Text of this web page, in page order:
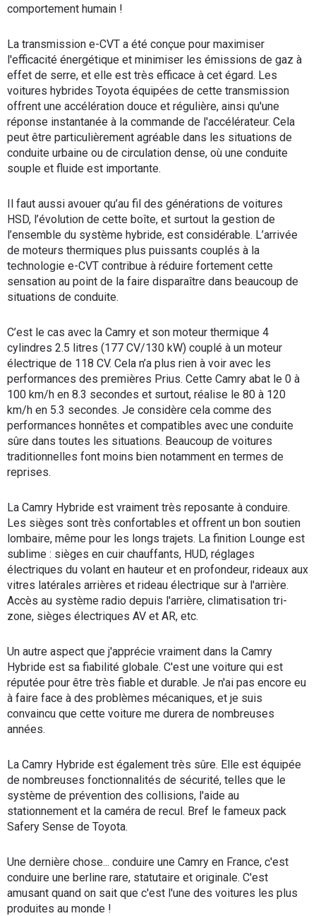
comportement humain !
La transmission e-CVT a été conçue pour maximiser
l'efficacité énergétique et minimiser les émissions de gaz à
effet de serre, et elle est très efficace à cet égard. Les
voitures hybrides Toyota équipées de cette transmission
offrent une accélération douce et régulière, ainsi qu'une
réponse instantanée à la commande de l'accélérateur. Cela
peut être particulièrement agréable dans les situations de
conduite urbaine ou de circulation dense, où une conduite
souple et fluide est importante.
Il faut aussi avouer qu’au fil des générations de voitures
HSD, l’évolution de cette boîte, et surtout la gestion de
l’ensemble du système hybride, est considérable. L’arrivée
de moteurs thermiques plus puissants couplés à la
technologie e-CVT contribue à réduire fortement cette
sensation au point de la faire disparaître dans beaucoup de
situations de conduite.
C’est le cas avec la Camry et son moteur thermique 4
cylindres 2.5 litres (177 CV/130 kW) couplé à un moteur
électrique de 118 CV. Cela n’a plus rien à voir avec les
performances des premières Prius. Cette Camry abat le 0 à
100 km/h en 8.3 secondes et surtout, réalise le 80 à 120
km/h en 5.3 secondes. Je considère cela comme des
performances honnêtes et compatibles avec une conduite
sûre dans toutes les situations. Beaucoup de voitures
traditionnelles font moins bien notamment en termes de
reprises.
La Camry Hybride est vraiment très reposante à conduire.
Les sièges sont très confortables et offrent un bon soutien
lombaire, même pour les longs trajets. La finition Lounge est
sublime : sièges en cuir chauffants, HUD, réglages
électriques du volant en hauteur et en profondeur, rideaux aux
vitres latérales arrières et rideau électrique sur à l'arrière.
Accès au système radio depuis l'arrière, climatisation tri-
zone, sièges électriques AV et AR, etc.
Un autre aspect que j'apprécie vraiment dans la Camry
Hybride est sa fiabilité globale. C'est une voiture qui est
réputée pour être très fiable et durable. Je n'ai pas encore eu
à faire face à des problèmes mécaniques, et je suis
convaincu que cette voiture me durera de nombreuses
années.
La Camry Hybride est également très sûre. Elle est équipée
de nombreuses fonctionnalités de sécurité, telles que le
système de prévention des collisions, l'aide au
stationnement et la caméra de recul. Bref le fameux pack
Safery Sense de Toyota.
Une dernière chose... conduire une Camry en France, c'est
conduire une berline rare, statutaire et originale. C'est
amusant quand on sait que c'est l'une des voitures les plus
produites au monde !